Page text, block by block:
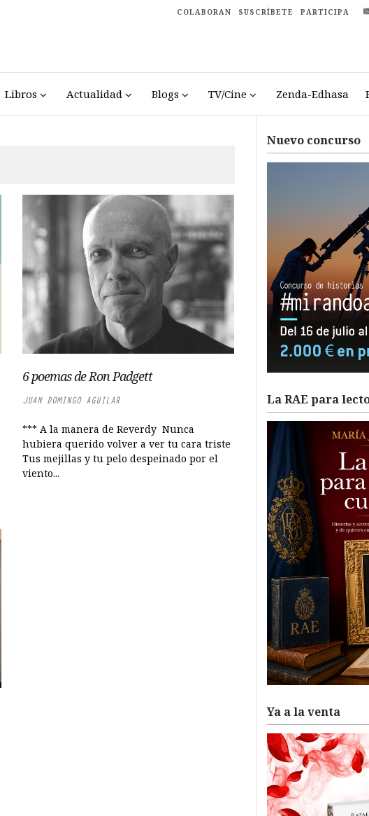
COLABORAN SUSCRÍBETE PARTICIPA
Libros Actualidad Blogs TV/Cine Zenda-Edhasa
6 poemas de Ron Padgett
JUAN DOMINGO AGUILAR
*** A la manera de Reverdy Nunca
hubiera querido volver a ver tu cara triste
Tus mejillas y tu pelo despeinado por el
viento...
Nuevo concurso
La RAE para
Ya a la venta